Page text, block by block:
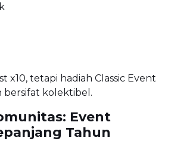
x10, tetapi hadiah Classic Event
bersifat kolektibel.
Event
Tahun